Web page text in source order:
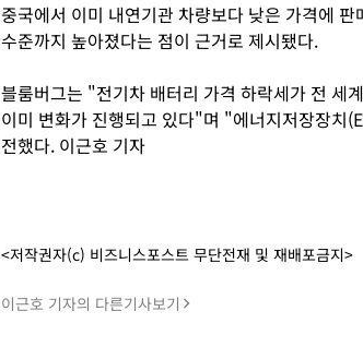
중국에서 이미 내연기관 차량보다 낮은 가격에
수준까지 높아졌다는 점이 근거로 제시됐다.
블룸버그는 "전기차 배터리 가격 하락세가 전 세
이미 변화가 진행되고 있다"며 "에너지저장장치
전했다. 이근호 기자
<저작권자(c) 비즈니스포스트 무단전재 및 재배포금지>
이근호 기자의 다른기사보기